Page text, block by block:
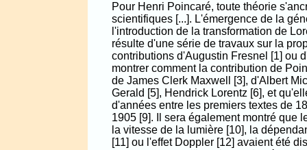
Pour Henri Poincaré, toute théorie
scientifiques [...]. L'émergence de la
l'introduction de la transformation de
résulte d'une série de travaux sur la
contributions d'Augustin Fresnel [1] ou
montrer comment la contribution de
de James Clerk Maxwell [3], d'Albert
Gerald [5], Hendrick Lorentz [6], et
d'années entre les premiers textes de
1905 [9]. Il sera également montré que
la vitesse de la lumière [10], la
[11] ou l'effet Doppler [12] avaient été